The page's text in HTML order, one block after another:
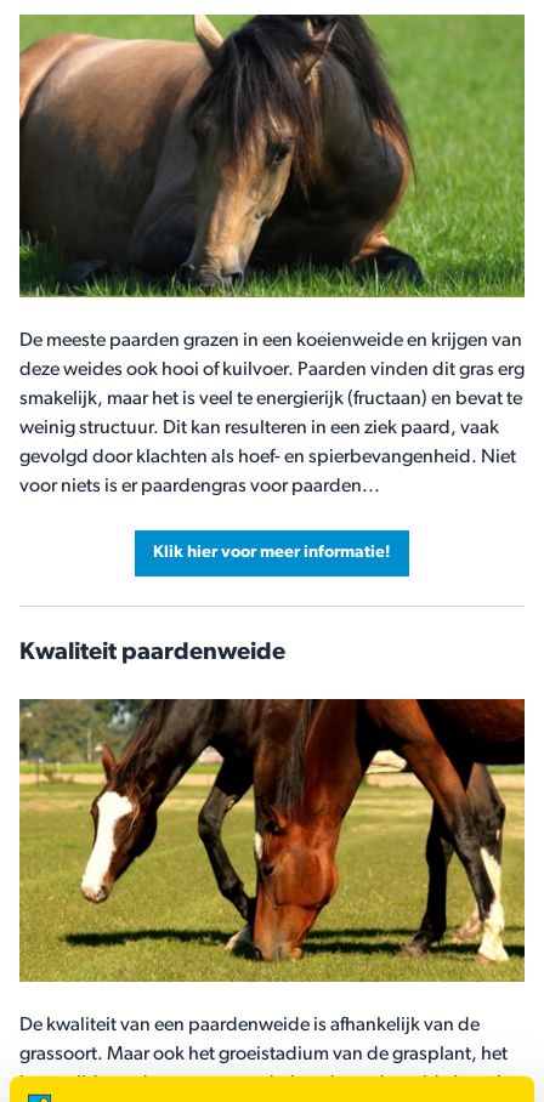
De meeste paarden grazen in een koeienweide en krijgen van
deze weides ook hooi of kuilvoer. Paarden vinden dit gras erg
smakelijk, maar het is veel te energierijk (fructaan) en bevat te
weinig structuur. Dit kan resulteren in een ziek paard, vaak
gevolgd door klachten als hoef- en spierbevangenheid. Niet
voor niets is er paardengras voor paarden...
Klik hier voor meer informatie!
Kwaliteit paardenweide
De kwaliteit van een paardenweide is afhankelijk van de
grassoort. Maar ook het groeistadium van de grasplant, het